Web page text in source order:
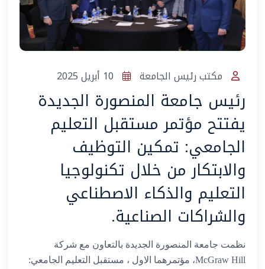
مكتب رئيس الجامعة
رئيس جامعة المنصورة الجديدة
يفتتح مؤتمر مستقبل التعليم
الجامعي: تمكين التوظيف
والابتكار من خلال تكنولوجيا
التعليم والذكاء الاصطناعي
والشراكات الصناعية.
نظمت جامعة المنصورة الجديدة بالتعاون مع شركة
McGraw Hill، مؤتمرهما الاول ، مستقبل التعليم الجامعي:
المساعد الذكي (NMU)